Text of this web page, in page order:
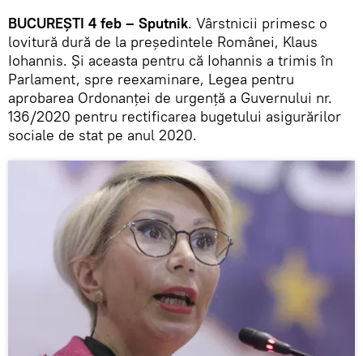
BUCUREȘTI 4 feb – Sputnik. Vârstnicii primesc o
lovitură dură de la președintele Românei, Klaus
Iohannis. Și aceasta pentru că Iohannis a trimis în
Parlament, spre reexaminare, Legea pentru
aprobarea Ordonanței de urgență a Guvernului nr.
136/2020 pentru rectificarea bugetului asigurărilor
sociale de stat pe anul 2020.